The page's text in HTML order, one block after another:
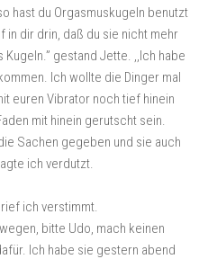
hast du Orgasmuskugeln benutzt
dir drin, daß du sie nicht mehr
Kugeln.” gestand Jette. ,,Ich habe
Ich wollte die Dinger mal
euren Vibrator noch tief hinein
mit hinein gerutscht sein.
Sachen gegeben und sie auch
ich verdutzt.
ich verstimmt.
bitte Udo, mach keinen
Ich habe sie gestern abend